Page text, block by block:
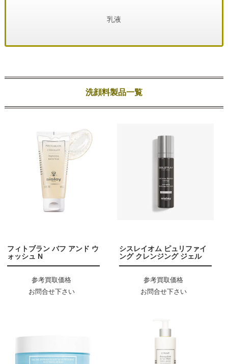
乳液
洗顔料製品一覧
フィトブラン バフ アンド ウ
ォッシュ N
参考買取価格
お問合せ下さい
シスレイオム ピュリファイ
ング クレンジング ジェル
参考買取価格
お問合せ下さい